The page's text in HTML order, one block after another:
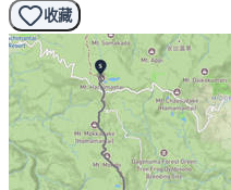
收藏